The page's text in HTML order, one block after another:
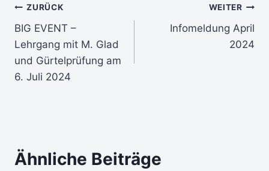
Beitragsnavigation
ZURÜCK
BIG EVENT –
Lehrgang mit M. Glad
und Gürtelprüfung am
6. Juli 2024
WEITER
Infomeldung April
2024
Ähnliche Beiträge